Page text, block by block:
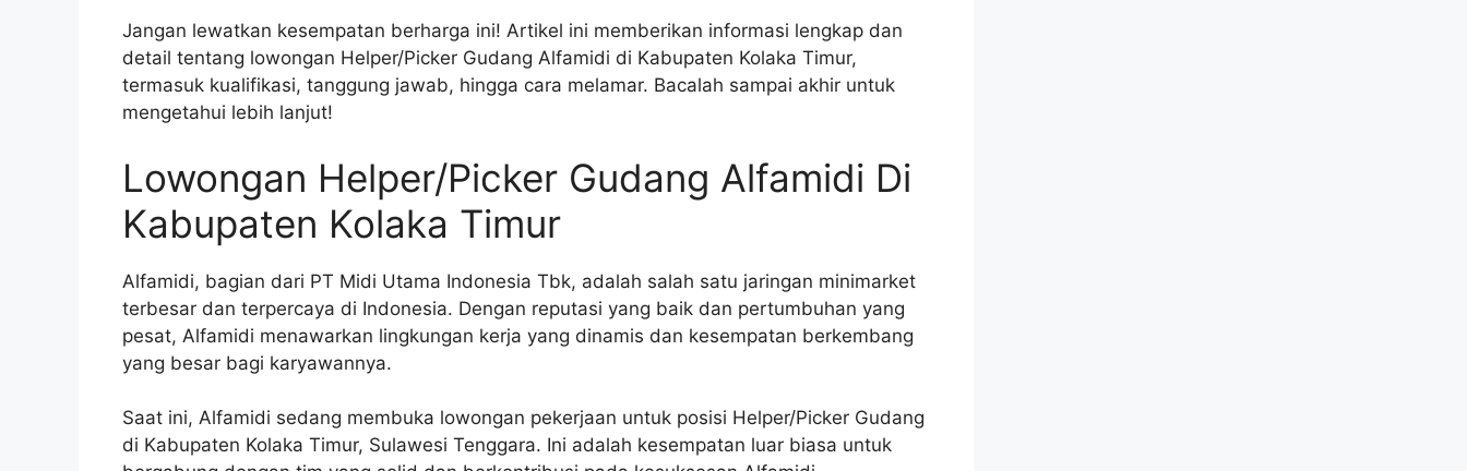
Jangan lewatkan kesempatan berharga ini! Artikel ini memberikan informasi lengkap dan
detail tentang lowongan Helper/Picker Gudang Alfamidi di Kabupaten Kolaka Timur,
termasuk kualifikasi, tanggung jawab, hingga cara melamar. Bacalah sampai akhir untuk
mengetahui lebih lanjut!
Lowongan Helper/Picker Gudang Alfamidi Di
Kabupaten Kolaka Timur
Alfamidi, bagian dari PT Midi Utama Indonesia Tbk, adalah salah satu jaringan minimarket
terbesar dan terpercaya di Indonesia. Dengan reputasi yang baik dan pertumbuhan yang
pesat, Alfamidi menawarkan lingkungan kerja yang dinamis dan kesempatan berkembang
yang besar bagi karyawannya.
Saat ini, Alfamidi sedang membuka lowongan pekerjaan untuk posisi Helper/Picker Gudang
di Kabupaten Kolaka Timur, Sulawesi Tenggara. Ini adalah kesempatan luar biasa untuk